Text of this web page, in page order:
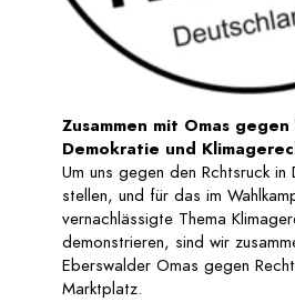
Zusammen mit Omas
Demokratie und
Um uns gegen den Rchtsruck in
stellen, und für das im
vernachlässigte Thema
demonstrieren, sind wir
Eberswalder Omas gegen
Marktplatz.